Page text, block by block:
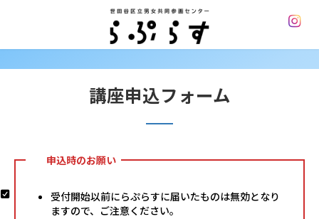
ン
ー
講座申込フォーム
申込時のお願い
受付開始以前にらぷらすに届いたものは無効となり
ますので、ご注意ください。